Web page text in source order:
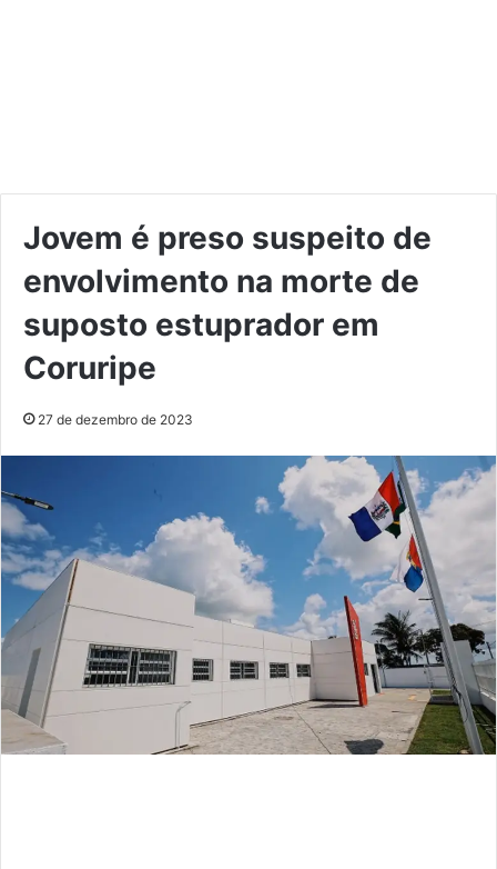
Jovem é preso suspeito de
envolvimento na morte de
suposto estuprador em
Coruripe
27 de dezembro de 2023